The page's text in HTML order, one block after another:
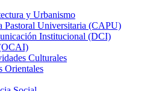
y Urbanismo
Pastoral Universitaria (CAPU)
Institucional (DCI)
Culturales
Orientales